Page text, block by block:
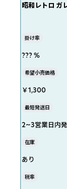
昭和レトロ ガ
掛け率
??? %
希望小売価格
￥1,300
最短発送日
2~3営業日内
在庫
あり
税率